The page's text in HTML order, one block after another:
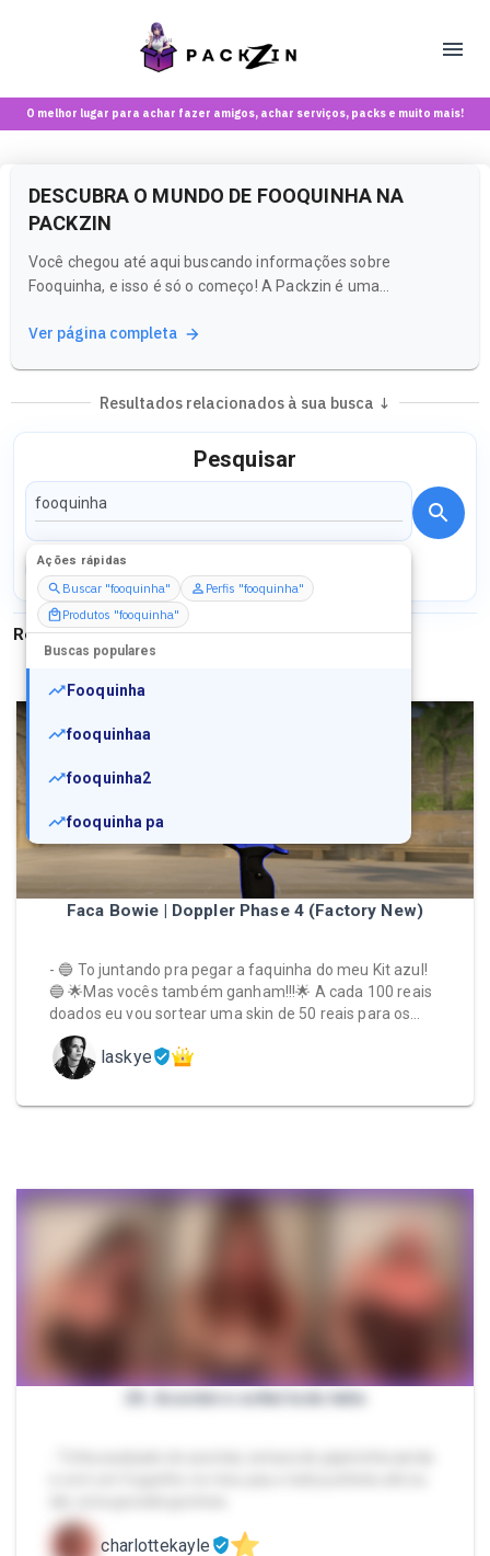
O melhor lugar para achar fazer amigos, achar serviços, packs e muito mais!
DESCUBRA O MUNDO DE FOOQUINHA NA
PACKZIN
Você chegou até aqui buscando informações sobre
Fooquinha, e isso é só o começo! A Packzin é uma
de criadores de conteúdo e comunidades que compartilham
Ver página completa
Resultados relacionados à sua busca ↓
Pesquisar
Ações rápidas
Buscar "fooquinha"
Perfis "fooquinha"
Produtos "fooquinha"
Buscas populares
Fooquinha
fooquinhaa
fooquinha2
fooquinha pa
Perfis
Resultados para"fooquinha"
Faca Bowie | Doppler Phase 4 (Factory New)
- 🔵 To juntando pra pegar a faquinha do meu Kit azul!
🔵 🌟Mas vocês também ganham!!!🌟 A cada 100 reais
doados eu vou sortear uma skin de 50 reais para os…
laskye
24. Acordei e soltei todo leite
charlottekayle